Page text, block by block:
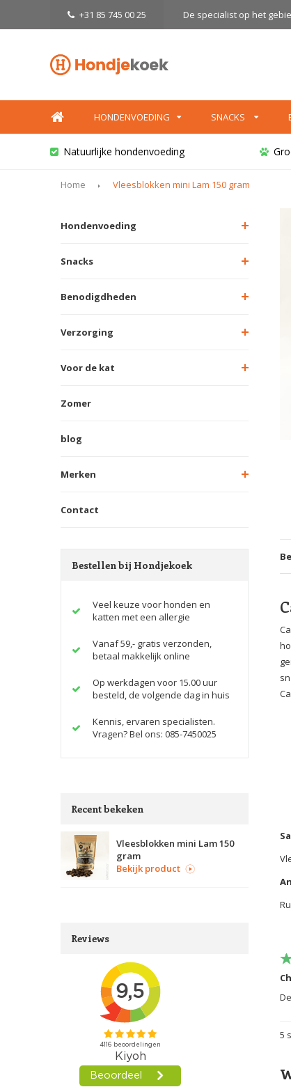
+31 85 745 00 25 De specialist op het
HONDENVOEDING SNACKS
Natuurlijke hondenvoeding
Home Vleesblokken mini Lam 150 gram
Hondenvoeding
Snacks
Benodigdheden
Verzorging
Voor de kat
Zomer
blog
Merken
Contact
Bestellen bij Hondjekoek
Veel keuze voor honden en
katten met een allergie
Vanaf 59,- gratis verzonden,
betaal makkelijk online
Op werkdagen voor 15.00 uur
besteld, de volgende dag in huis
Kennis, ervaren specialisten.
Vragen? Bel ons: 085-7450025
Recent bekeken
Vleesblokken mini Lam 150
gram
Bekijk product
Reviews
5